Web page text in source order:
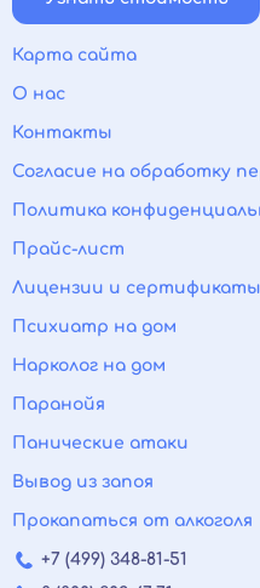
Карта сайта
О нас
Контакты
Согласие на обработку
Политика
Прайс-лист
Лицензии и сертификаты
Психиатр на дом
Нарколог на дом
Паранойя
Панические атаки
Вывод из запоя
Прокапаться от алкоголя
+7 (499) 348-81-51